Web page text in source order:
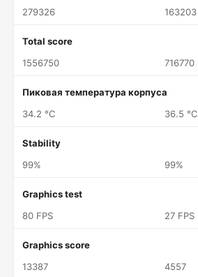
279326
163203
Total score
1556750
716770
Пиковая температура корпуса
34.2 °C
36.5 °C
Stability
99%
99%
Graphics test
80 FPS
27 FPS
Graphics score
13387
4557